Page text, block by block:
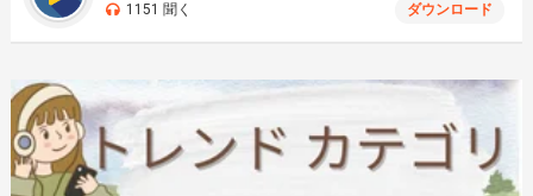
1151 聞く ダウンロード